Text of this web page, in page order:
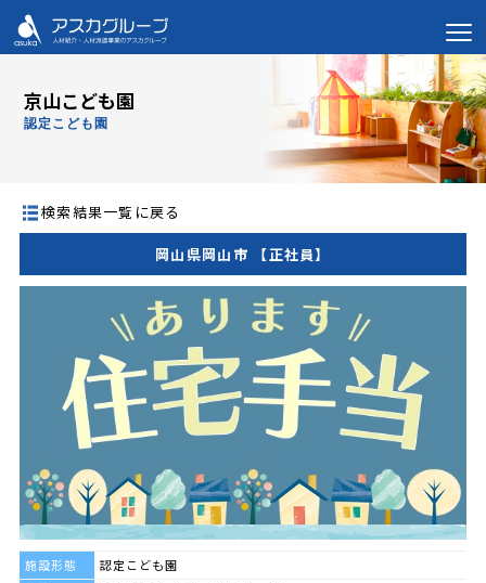
京山こども園
認定こども園
検索結果一覧に戻る
岡山県岡山市 【正社員】
施設形態
認定こども園